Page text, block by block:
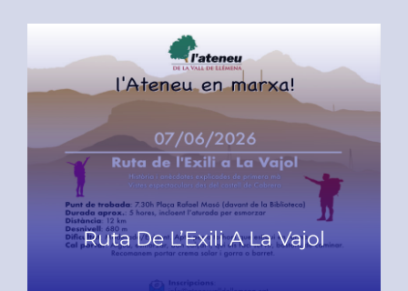
Ruta De L’Exili A La Vajol
READ MORE